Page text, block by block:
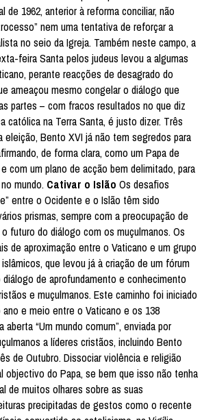
de 1962, anterior à reforma conciliar, não
nem uma tentativa de reforçar a
no seio da Igreja. Também neste campo, a
feira Santa pelos judeus levou a algumas
perante reacções de desagrado do
ameaçou mesmo congelar o diálogo que
partes – com fracos resultados no que diz
católica na Terra Santa, é justo dizer. Três
eleição, Bento XVI já não tem segredos para
de forma clara, como um Papa de
com um plano de acção bem delimitado, para
mundo. Cativar o Islão Os desafios
entre o Ocidente e o Islão têm sido
prismas, sempre com a preocupação de
futuro do diálogo com os muçulmanos. Os
de aproximação entre o Vaticano e um grupo
que levou já à criação de um fórum
diálogo de aprofundamento e conhecimento
e muçulmanos. Este caminho foi iniciado
e meio entre o Vaticano e os 138
aberta “Um mundo comum”, enviada por
a líderes cristãos, incluindo Bento
de Outubro. Dissociar violência e religião
objectivo do Papa, se bem que isso não tenha
de muitos olhares sobre as suas
precipitadas de gestos como o recente